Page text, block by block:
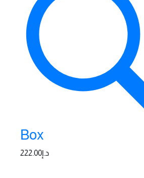
Box
د.إ222.00